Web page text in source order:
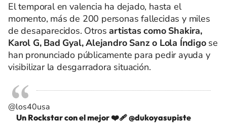
El temporal en valencia ha dejado, hasta el
momento, más de 200 personas fallecidas y miles
de desaparecidos. Otrosartistas como Shakira,
Karol G, Bad Gyal, Alejandro Sanz o Lola Índigose
han pronunciado públicamente para pedir ayuda y
visibilizar la desgarradora situación.
@los40usa
Un Rockstar con el mejor ❤️‍🩹 @dukoyasupiste